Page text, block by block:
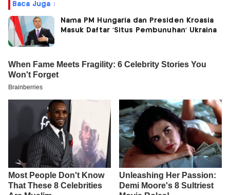
Baca Juga :
Nama PM Hungaria dan Presiden Kroasia
Masuk Daftar 'Situs Pembunuhan' Ukraina